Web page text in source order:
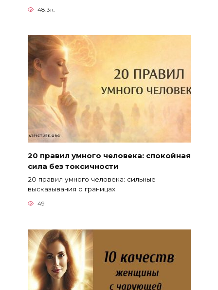
48.3к.
20 правил умного человека: спокойная
сила без токсичности
20 правил умного человека: сильные
высказывания о границах
49